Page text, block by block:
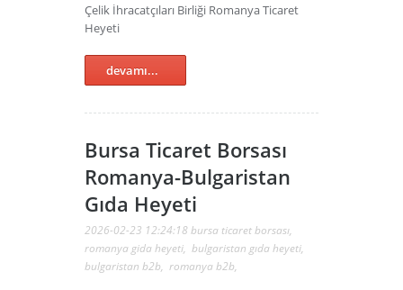
Çelik İhracatçıları Birliği Romanya Ticaret
Heyeti
devamı...
Bursa Ticaret Borsası
Romanya-Bulgaristan
Gıda Heyeti
2026-02-23 12:24:18 bursa ticaret borsası,
romanya gida heyeti, bulgaristan gıda heyeti,
bulgaristan b2b, romanya b2b,